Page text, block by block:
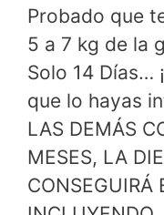
Probado que
5 a 7 kg de la
Solo 14 Días…
que lo hayas
LAS DEMÁS
MESES, LA
CONSEGUIRÁ